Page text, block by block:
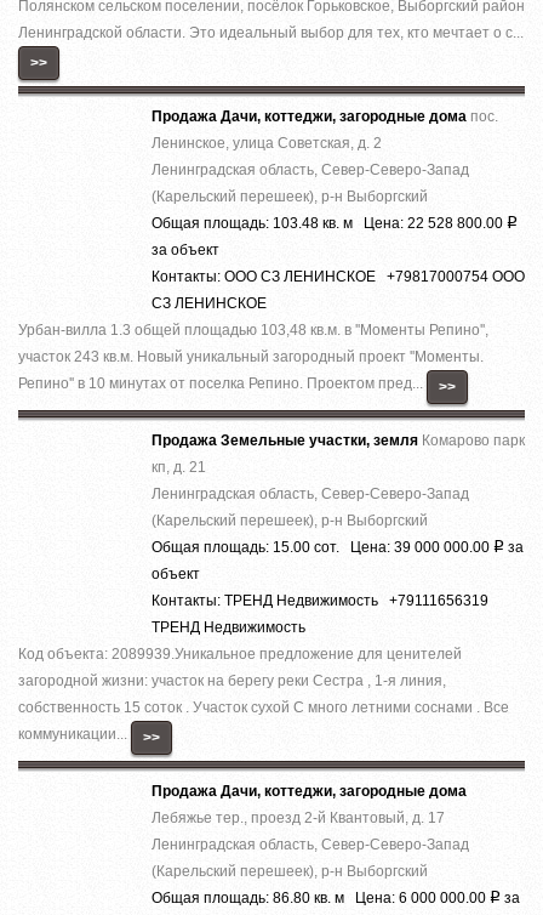
Полянском сельском поселении, посёлок Горьковское, Выборгский район
Ленинградской области. Это идеальный выбор для тех, кто мечтает о с...
>>
Продажа Дачи, коттеджи, загородные дома пос.
Ленинское, улица Советская, д. 2
Ленинградская область, Север-Северо-Запад
(Карельский перешеек), р-н Выборгский
Общая площадь: 103.48 кв. м Цена: 22 528 800.00 Р
за объект
Контакты: ООО СЗ ЛЕНИНСКОЕ +79817000754 ООО
СЗ ЛЕНИНСКОЕ
Урбан-вилла 1.3 общей площадью 103,48 кв.м. в ''Моменты Репино'',
участок 243 кв.м. Новый уникальный загородный проект ''Моменты.
Репино'' в 10 минутах от поселка Репино. Проектом пред...
>>
Продажа Земельные участки, земля Комарово парк
кп, д. 21
Ленинградская область, Север-Северо-Запад
(Карельский перешеек), р-н Выборгский
Общая площадь: 15.00 сот. Цена: 39 000 000.00 Р за
объект
Контакты: ТРЕНД Недвижимость +79111656319
ТРЕНД Недвижимость
Код объекта: 2089939.Уникальное предложение для ценителей
загородной жизни: участок на берегу реки Сестра , 1-я линия,
собственность 15 соток . Участок сухой С много летними соснами . Все
коммуникации...
>>
Продажа Дачи, коттеджи, загородные дома
Лебяжье тер., проезд 2-й Квантовый, д. 17
Ленинградская область, Север-Северо-Запад
(Карельский перешеек), р-н Выборгский
Общая площадь: 86.80 кв. м Цена: 6 000 000.00 Р за